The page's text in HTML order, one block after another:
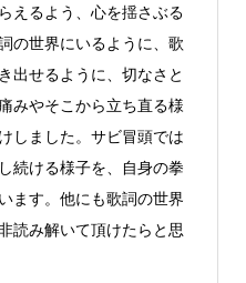
えるよう、心を揺さぶる
の世界にいるように、歌
出せるように、切なさと
みやそこから立ち直る様
しました。サビ冒頭では
続ける様子を、自身の拳
ます。他にも歌詞の世界
読み解いて頂けたらと思